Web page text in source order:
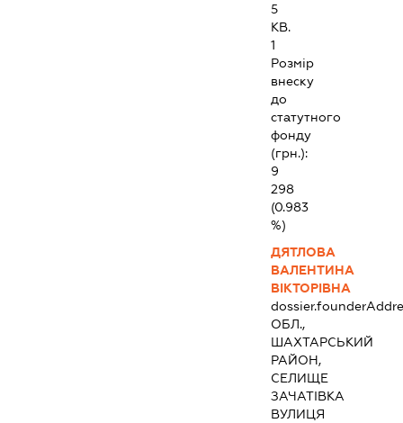
5
КВ.
1
Розмір
внеску
до
статутного
фонду
(грн.):
9
298
(0.983
%)
ДЯТЛОВА
ВАЛЕНТИНА
ВІКТОРІВНА
ОБЛ.,
ШАХТАРСЬКИЙ
РАЙОН,
СЕЛИЩЕ
ЗАЧАТІВКА
ВУЛИЦЯ